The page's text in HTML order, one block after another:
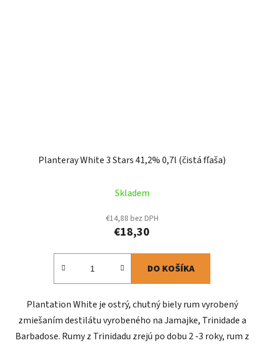
Planteray White 3 Stars 41,2% 0,7l (čistá fľaša)
Skladem
€14,88 bez DPH
€18,30
DO KOŠÍKA
Plantation White je ostrý, chutný biely rum vyrobený
zmiešaním destilátu vyrobeného na Jamajke, Trinidade a
Barbadose. Rumy z Trinidadu zrejú po dobu 2 -3 roky, rum z